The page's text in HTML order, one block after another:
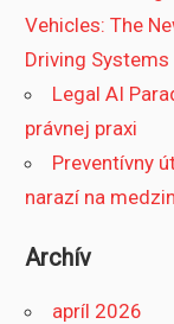
Vehicles: The
Driving Systems
Legal AI
právnej praxi
Preventívny
narazí na
Archív
apríl 2026